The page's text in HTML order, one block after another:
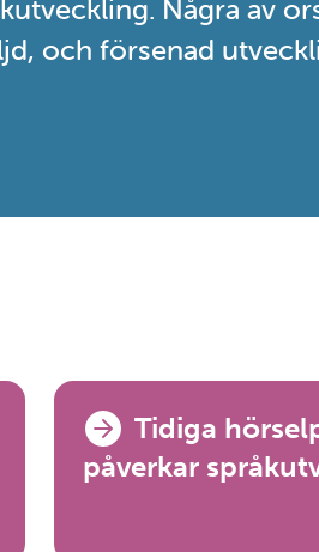
Några av
och försenad
Tidiga
påverkar